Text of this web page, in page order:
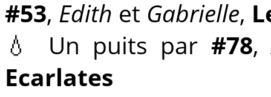
#53, Edith et Gabrielle,
💧 Un puits par #78,
Ecarlates